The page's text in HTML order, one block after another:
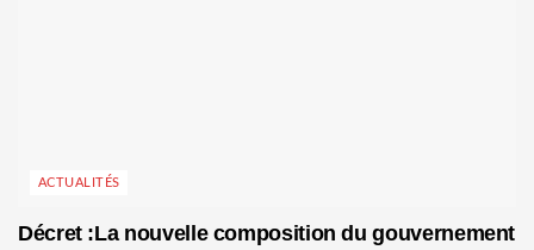
ACTUALITÉS
Décret :La nouvelle composition du gouvernement